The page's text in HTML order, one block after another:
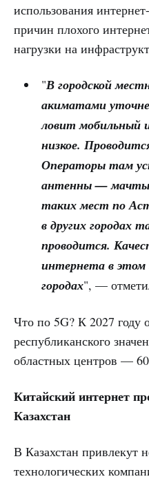
использования
причин плохого
нагрузки на
"В городской
акиматами
ловит мобильный
низкое.
Операторы там
антенны —
таких мест по
в других городах
проводится.
интернета в этом
городах", —
Что по 5G? К 2027 году
республиканского
областных центров —
Китайский интернет
Казахстан
В Казахстан привлекут
технологических